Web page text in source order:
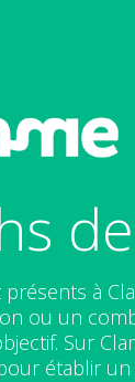
présents à
ou un
Sur
établir